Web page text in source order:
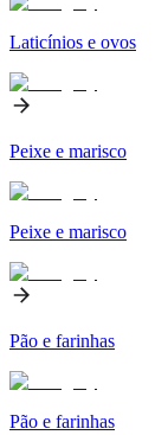
Laticínios e ovos
Peixe e marisco
Peixe e marisco
Pão e farinhas
Pão e farinhas